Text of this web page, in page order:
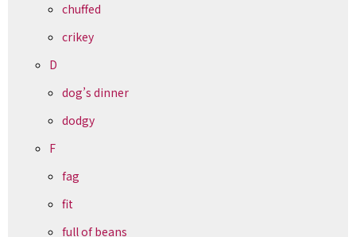
chuffed
crikey
D
dog’s dinner
dodgy
F
fag
fit
full of beans